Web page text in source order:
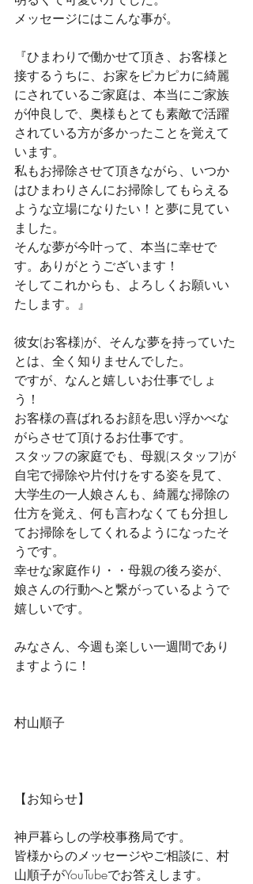
メッセージにはこんな事が。
『ひまわりで働かせて頂き、お客様と
接するうちに、お家をピカピカに綺麗
にされているご家庭は、本当にご家族
が仲良しで、奥様もとても素敵で活躍
されている方が多かったことを覚えて
います。
私もお掃除させて頂きながら、いつか
はひまわりさんにお掃除してもらえる
ような立場になりたい！と夢に見てい
ました。
そんな夢が今叶って、本当に幸せで
す。ありがとうございます！
そしてこれからも、よろしくお願いい
たします。』
彼女(お客様)が、そんな夢を持っていた
とは、全く知りませんでした。
ですが、なんと嬉しいお仕事でしょ
う！
お客様の喜ばれるお顔を思い浮かべな
がらさせて頂けるお仕事です。
スタッフの家庭でも、母親(スタッフ)が
自宅で掃除や片付けをする姿を見て、
大学生の一人娘さんも、綺麗な掃除の
仕方を覚え、何も言わなくても分担し
てお掃除をしてくれるようになったそ
うです。
幸せな家庭作り・・母親の後ろ姿が、
娘さんの行動へと繋がっているようで
嬉しいです。
みなさん、今週も楽しい一週間であり
ますように！
村山順子
【お知らせ】
神戸暮らしの学校事務局です。
皆様からのメッセージやご相談に、村
山順子がYouTubeでお答えします。